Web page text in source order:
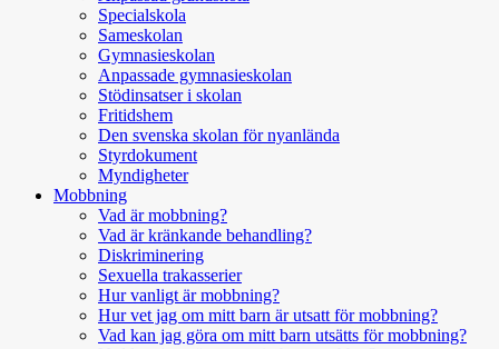
Specialskola
Sameskolan
Gymnasieskolan
Anpassade gymnasieskolan
Stödinsatser i skolan
Fritidshem
Den svenska skolan för nyanlända
Styrdokument
Myndigheter
Mobbning
Vad är mobbning?
Vad är kränkande behandling?
Diskriminering
Sexuella trakasserier
Hur vanligt är mobbning?
Hur vet jag om mitt barn är utsatt för mobbning?
Vad kan jag göra om mitt barn utsätts för mobbning?